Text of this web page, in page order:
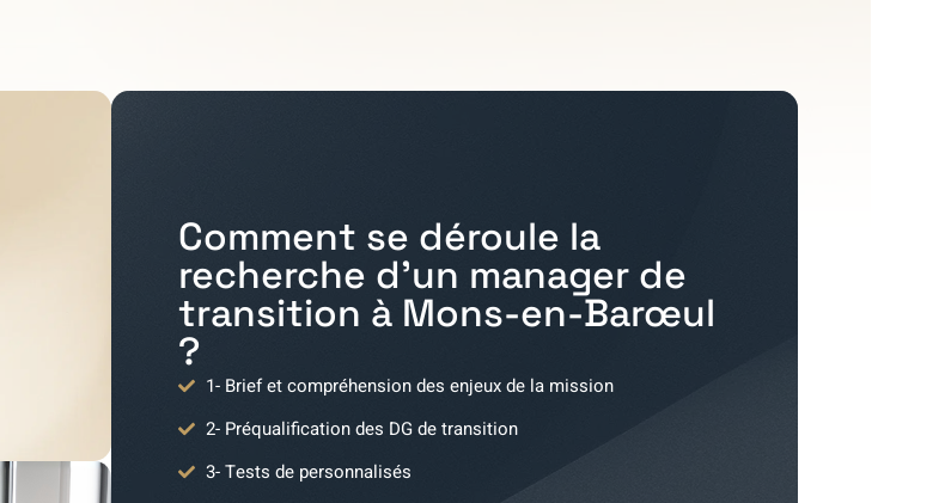
Comment se déroule la
recherche d'un manager de
transition à Mons-en-Barœul
?
1- Brief et compréhension des enjeux de la mission
2- Préqualification des DG de transition
3- Tests de personnalisés